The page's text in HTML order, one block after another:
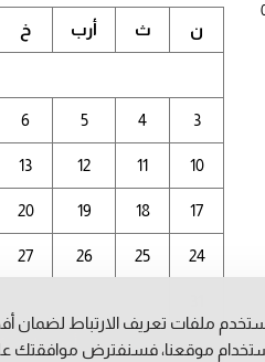
أغسطس 2026
ن ث أرب خ
3
4
5
6
10
11
12
13
17
18
19
20
24
25
26
27
ملفات تعريف الارتباط لضمان
موقعنا، فسنفترض موافقتك